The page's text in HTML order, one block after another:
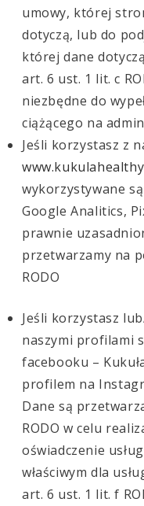
umowy, której
dotyczą, lub do
której dane
art. 6 ust. 1 lit. c
niezbędne do
ciążącego na
Jeśli korzystasz z
wykorzystywane
Google Analitics,
prawnie
przetwarzamy na
RODO
Jeśli korzystasz
naszymi profilami
facebooku –
profilem na
Dane są
RODO w celu
oświadczenie
właściwym dla
art. 6 ust. 1 lit. f